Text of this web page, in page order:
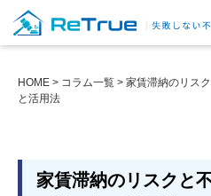
HOME > コラム一覧 > 家賃滞納のリス
と活用法
家賃滞納のリスクと